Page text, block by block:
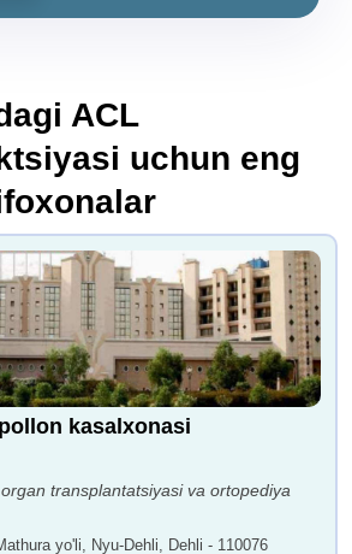
ACL
uchun eng
kasalxonasi
transplantatsiyasi va ortopediya
yo'li, Nyu-Dehli, Dehli - 110076